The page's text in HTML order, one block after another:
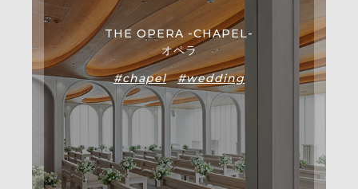
THE OPERA -CHAPEL-
オペラ
#chapel
#wedding